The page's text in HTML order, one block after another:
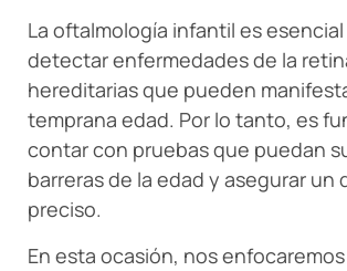
La oftalmología infantil es esencial
detectar enfermedades de la
hereditarias que pueden
temprana edad. Por lo tanto, es
contar con pruebas que puedan
barreras de la edad y asegurar un
preciso.
En esta ocasión, nos